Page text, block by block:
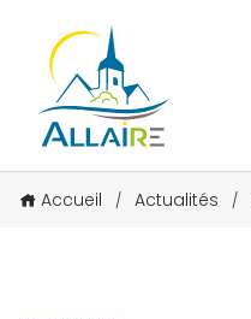
Accueil / Actualités /